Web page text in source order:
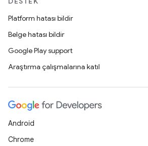
Platform hatası bildir
Belge hatası bildir
Google Play support
Araştırma çalışmalarına katıl
Android
Chrome